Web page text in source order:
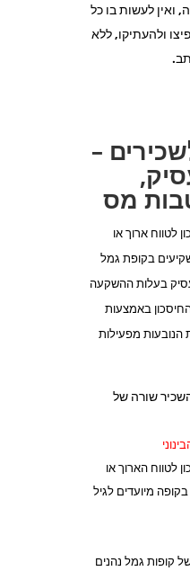
לעשות בו כל
ולהעתיקו, ללא
–
מס
לטווח ארוך או
בקופת גמל
בעלות ההשקעה
באמצעות
הנובעות מפעילות
שורה של
לטווח הארוך או
מיועדים לגיל
קופות גמל נהנים